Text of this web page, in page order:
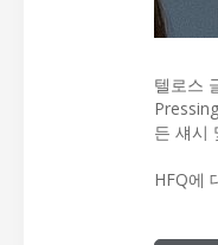
텔로스
든 섀시
HFQ에